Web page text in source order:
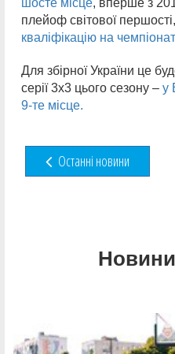
плейоф світової
кваліфікацію на
Для збірної України це
серії 3х3 цього сезону – у
9-те місце.
Останні новини